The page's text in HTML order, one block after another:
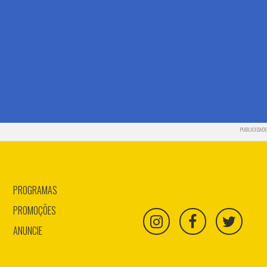
PUBLICIDADE
PROGRAMAS
PROMOÇÕES
ANUNCIE